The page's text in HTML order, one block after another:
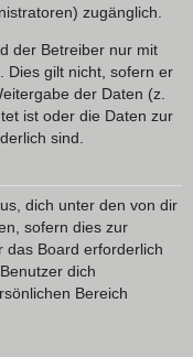
zugänglich.
der Betreiber nur mit
Dies gilt nicht, sofern er
der Daten (z.
ist oder die Daten zur
sind.
dich unter den von dir
sofern dies zur
das Board erforderlich
dich
Bereich